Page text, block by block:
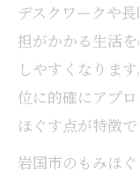
デスクワークや
担がかかる生活
しやすくなりま
位に的確にアプ
ほぐす点が特徴で
岩国市のもみほ